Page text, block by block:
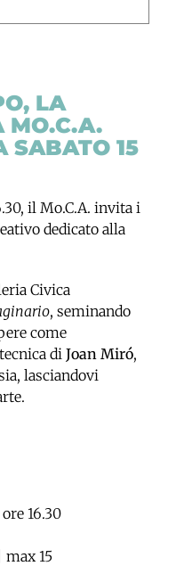
LA
MO.C.A.
SABATO 15
il Mo.C.A. invita i
dedicato alla
Civica
, seminando
come
di Joan Miró,
lasciandovi
16.30
15